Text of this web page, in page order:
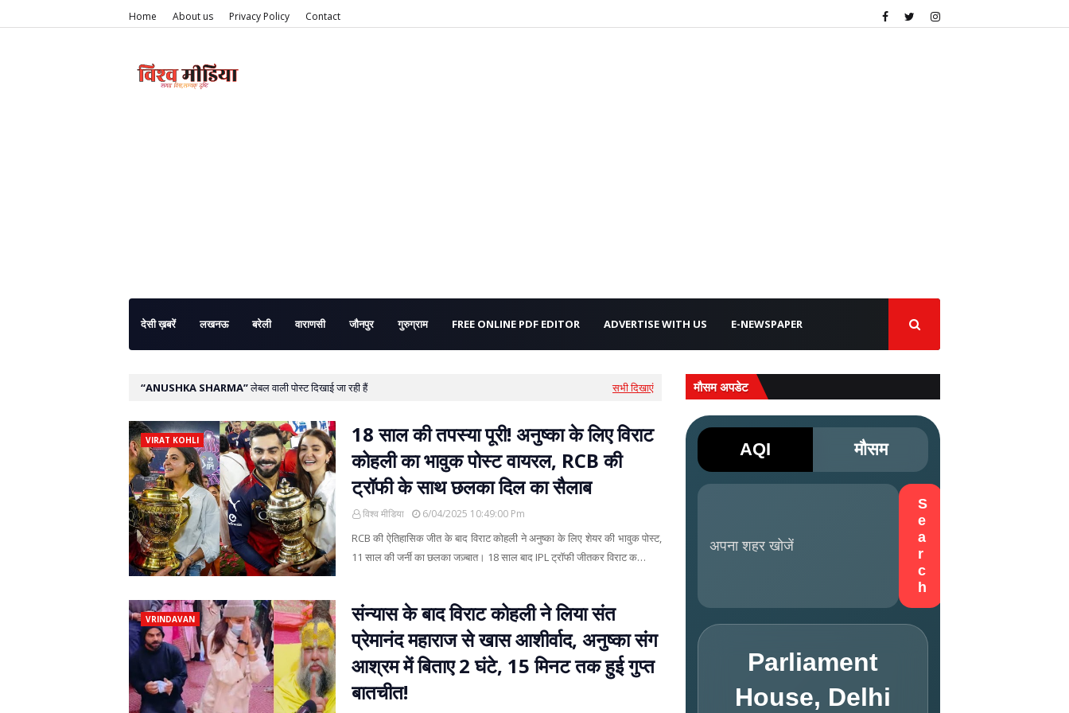
Home About us Privacy Policy Contact
देसी ख़बरें लखनऊ बरेली वाराणसी जौनपुर गुरुग्राम FREE ONLINE PDF EDITOR ADVERTISE WITH US E-NEWSPAPER
ANUSHKA SHARMA लेबल वाली पोस्ट दिखाई जा रही हैं सभी दिखाएं
VIRAT KOHLI
18 साल की तपस्या पूरी! अनुष्का के लिए विराट
कोहली का भावुक पोस्ट वायरल, RCB की
ट्रॉफी के साथ छलका दिल का सैलाब
विश्व मीडिया 6/04/2025 10:49:00 Pm
RCB की ऐतिहासिक जीत के बाद विराट कोहली ने अनुष्का के लिए शेयर की भावुक पोस्ट,
11 साल की जर्नी का छलका जज़्बात। 18 साल बाद IPL ट्रॉफी जीतकर विराट क…
VRINDAVAN
संन्यास के बाद विराट कोहली ने लिया संत
प्रेमानंद महाराज से खास आशीर्वाद, अनुष्का संग
आश्रम में बिताए 2 घंटे, 15 मिनट तक हुई गुप्त
बातचीत!
मौसम अपडेट
AQI मौसम
S
e
a
r
c
h
Parliament
House, Delhi